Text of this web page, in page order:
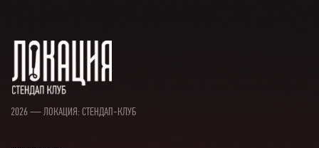
2026 — ЛОКАЦИЯ: СТЕНДАП-КЛУБ